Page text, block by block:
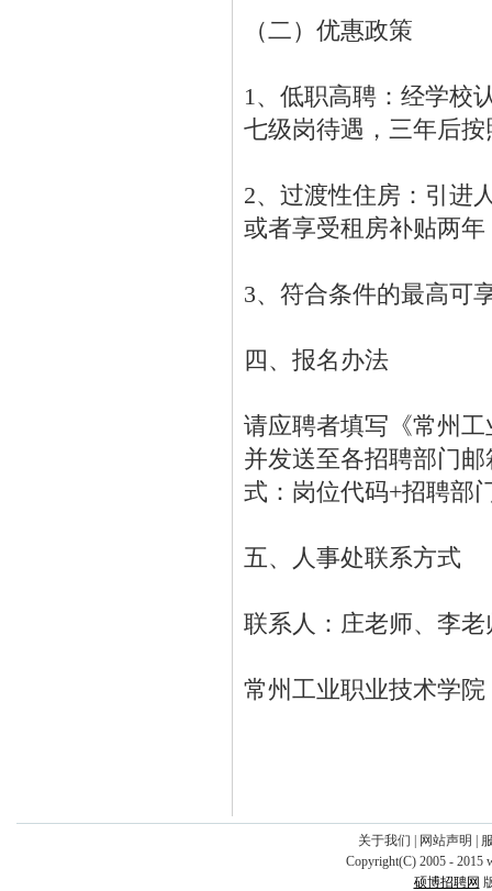
（二）优惠政策
1、低职高聘：经学校
七级岗待遇，三年后
2、过渡性住房：引进
或者享受租房补贴两
3、符合条件的最高可
四、报名办法
请应聘者填写《常州
并发送至各招聘部门邮
式：岗位代码+招聘部
五、人事处联系方式
联系人：庄老师、李老
常州工业职业技术学院
关于我们 网站声明
Copyright(C) 2005 - 2015
硕博招聘网